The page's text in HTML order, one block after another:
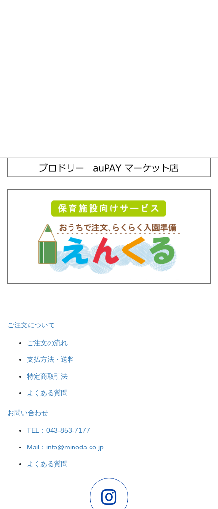
ご注文について
ご注文の流れ
支払方法・送料
特定商取引法
よくある質問
お問い合わせ
TEL：043-853-7177
Mail：info@minoda.co.jp
よくある質問